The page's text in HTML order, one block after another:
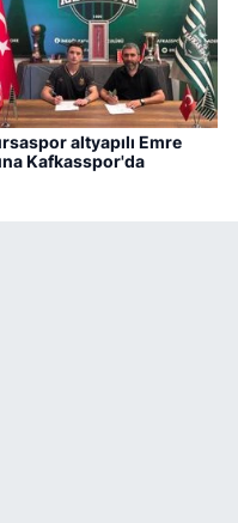
altyapılı Emre
Kafkasspor'da